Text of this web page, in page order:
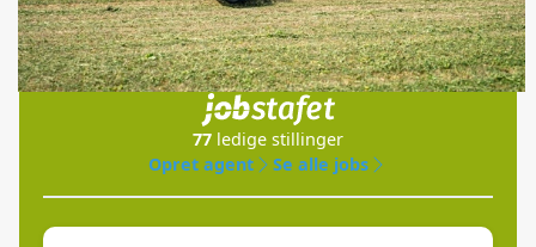
Jobs
i samarbejde med
77 ledige stillinger
Opret agent
Se alle jobs